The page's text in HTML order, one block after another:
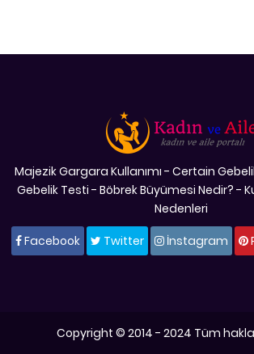
Majezik Gargara Kullanımı - Certain
Gebelik Testi - Böbrek Büyümesi Nedir? -
Nedenleri
Facebook
Twitter İnstagram
Copyright © 2014 - 2024 Tüm